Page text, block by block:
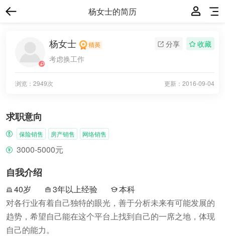
杨女士的简历
分享 收藏
杨女士
考虑换工作
更新： 2016-09-04
浏览：2949次
求职意向
保险销售 房产销售 网络销售
3000-5000元
自我介绍
40岁 3年以上经验
本科
对各行业有着自己独特的眼光，善于分析未来有可能发展的
趋势，希望自己能在这个平台上找到自己的一席之地，体现
自己的能力。